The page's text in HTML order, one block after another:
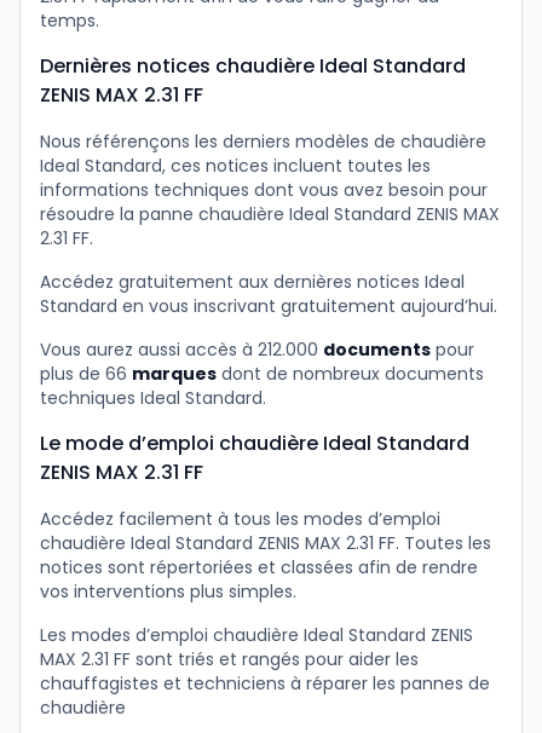
temps.
Dernières notices chaudière Ideal Standard
ZENIS MAX 2.31 FF
Nous référençons les derniers modèles de chaudière
Ideal Standard, ces notices incluent toutes les
informations techniques dont vous avez besoin pour
résoudre la panne chaudière Ideal Standard ZENIS MAX
2.31 FF.
Accédez gratuitement aux dernières notices Ideal
Standard en vous inscrivant gratuitement aujourd’hui.
Vous aurez aussi accès à 212.000 documents pour
plus de 66 marques dont de nombreux documents
techniques Ideal Standard.
Le mode d’emploi chaudière Ideal Standard
ZENIS MAX 2.31 FF
Accédez facilement à tous les modes d’emploi
chaudière Ideal Standard ZENIS MAX 2.31 FF. Toutes les
notices sont répertoriées et classées afin de rendre
vos interventions plus simples.
Les modes d’emploi chaudière Ideal Standard ZENIS
MAX 2.31 FF sont triés et rangés pour aider les
chauffagistes et techniciens à réparer les pannes de
chaudière